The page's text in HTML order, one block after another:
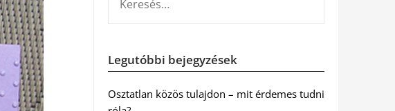
Legutóbbi bejegyzések
Osztatlan közös tulajdon – mit érdemes tudni